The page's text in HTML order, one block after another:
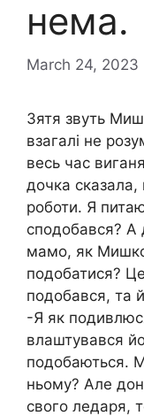
нема.
March 24, 2023
Зятя звуть
взагалі не
весь час
дочка
роботи. Я
сподобався? А
мамо, як
подобатися?
подобався, та
-Я як
влаштувався
подобаються.
ньому? Але
свого ледаря,